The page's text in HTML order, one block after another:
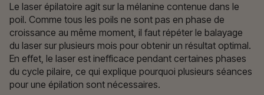
Le laser épilatoire agit sur la mélanine contenue dans le
poil. Comme tous les poils ne sont pas en phase de
croissance au même moment, il faut répéter le balayage
du laser sur plusieurs mois pour obtenir un résultat optimal.
En effet, le laser est inefficace pendant certaines phases
du cycle pilaire, ce qui explique pourquoi plusieurs séances
pour une épilation sont nécessaires.